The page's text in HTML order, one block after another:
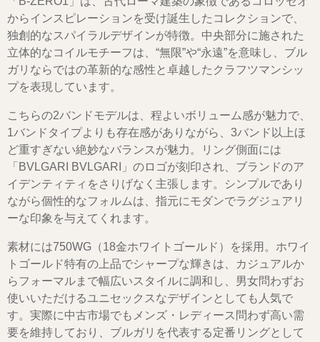
からインスピレーションを受け誕生したコレクションで、
独創的なスパイラルデザインが特徴。中央部分に施された
立体的なコイルモチーフは、“無限”や“永遠”を意味し、ブル
ガリならではの革新的な感性と卓越したクラフツマンシッ
プを表現しています。
こちらの2バンドモデルは、程よいボリューム感が魅力で、
1バンドタイプよりも存在感がありながら、3バンド以上ほ
ど重すぎない絶妙なバランスが魅力。リング側面には
「BVLGARI BVLGARI」のロゴが刻印され、ブランドのア
イデンティティをさりげなく主張します。シンプルであり
ながら個性的なフォルムは、指元にモダンでラグジュアリ
ーな印象を与えてくれます。
素材には750WG（18金ホワイトゴールド）を採用。ホワイ
トゴールド特有の上品でシャープな輝きは、カジュアルか
らフォーマルまで幅広いスタイルに調和し、男女問わずお
使いいただけるユニセックスなデザインとしても人気で
す。実際に中古市場でもメンズ・レディース問わず高い需
要を維持しており、ブルガリを代表する定番リングとして